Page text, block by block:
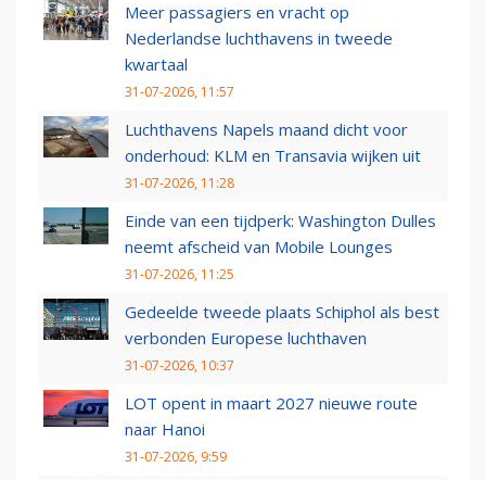
Meer passagiers en vracht op
Nederlandse luchthavens in tweede
kwartaal
31-07-2026, 11:57
Luchthavens Napels maand dicht voor
onderhoud: KLM en Transavia wijken uit
31-07-2026, 11:28
Einde van een tijdperk: Washington Dulles
neemt afscheid van Mobile Lounges
31-07-2026, 11:25
Gedeelde tweede plaats Schiphol als best
verbonden Europese luchthaven
31-07-2026, 10:37
LOT opent in maart 2027 nieuwe route
naar Hanoi
31-07-2026, 9:59